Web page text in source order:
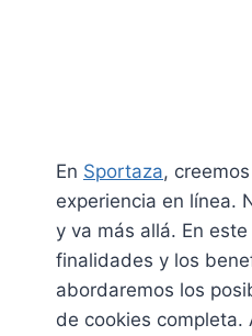
En Sportaza,
experiencia en línea.
y va más allá. En
finalidades y los
abordaremos los
de cookies completa.